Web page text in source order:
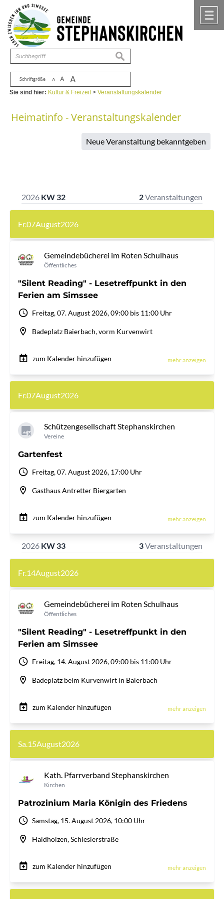
Zum Inhalt ,zur Navigation
Schriftgröße A A A
suchen
Sie sind hier: Kultur & Freizeit>Veranstaltungskalender
Heimatinfo - Veranstaltungskalender